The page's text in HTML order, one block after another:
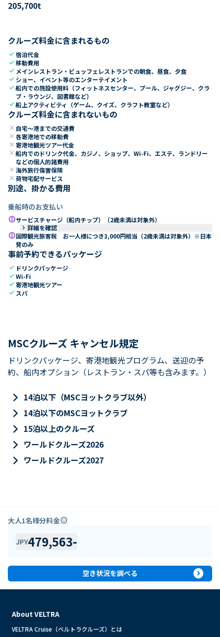
205,700t
クルーズ料金に含まれるもの
check宿泊代金
check移動費用
check メインレストラン・ビュッフェレストランでの朝食、昼食、夕食
check ショー、イベント等のエンターテイメント
check船内での施設使用料（フィットネスセンター、プール、ジャグジー、クラ
ブ・ラウンジ、図書館など）
check船上アクティビティ（ゲーム、クイズ、クラフト教室など）
クルーズ料金に含まれないもの
close 自宅～港までの交通費
close 各寄港地での移動費
close 寄港地観光ツアー代金
close 船内でのドリンク代金、カジノ、ショップ、Wi-Fi、エステ、ランドリー
などの個人的諸費用
close 海外旅行傷害保険
close 荷物宅配サービス
別途、掛かる費用
乗船時のお支払い
paidサービスチャージ（船内チップ）（2歳未満は対象外）
keyboard_arrow_right 詳細を確認
paid国際観光旅客税 お一人様につき3,000円相当（2歳未満は対象外）※日本
発のみ
事前予約できるパッケージ
check ドリンクパッケージ
checkWi-Fi
check寄港地観光ツアー
check スパ
MSCクルーズ キャンセル規定
ドリンクパッケージ、寄港地観光プログラム、送迎の予
約、船内オプション（レストラン・スパ等も含みます。）
keyboard_arrow_right 14泊以下（MSCヨットクラブ以外）
keyboard_arrow_right 14泊以下のMSCヨットクラブ
keyboard_arrow_right 15泊以上のクルーズ
keyboard_arrow_right ワールドクルーズ2026
keyboard_arrow_right ワールドクルーズ2027
大人1名様分料金info
JPY479,563-
空き状況を調べる expand_circle_right
About VELTRA
VELTRA Cruise（ベルトラクルーズ）とは